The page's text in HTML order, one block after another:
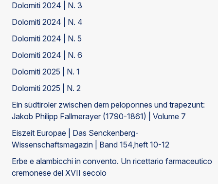
Dolomiti 2024 | N. 3
Dolomiti 2024 | N. 4
Dolomiti 2024 | N. 5
Dolomiti 2024 | N. 6
Dolomiti 2025 | N. 1
Dolomiti 2025 | N. 2
Ein südtiroler zwischen dem peloponnes und trapezunt:
Jakob Philipp Fallmerayer (1790-1861) | Volume 7
Eiszeit Europae | Das Senckenberg-
Wissenschaftsmagazin | Band 154,heft 10-12
Erbe e alambicchi in convento. Un ricettario farmaceutico
cremonese del XVII secolo